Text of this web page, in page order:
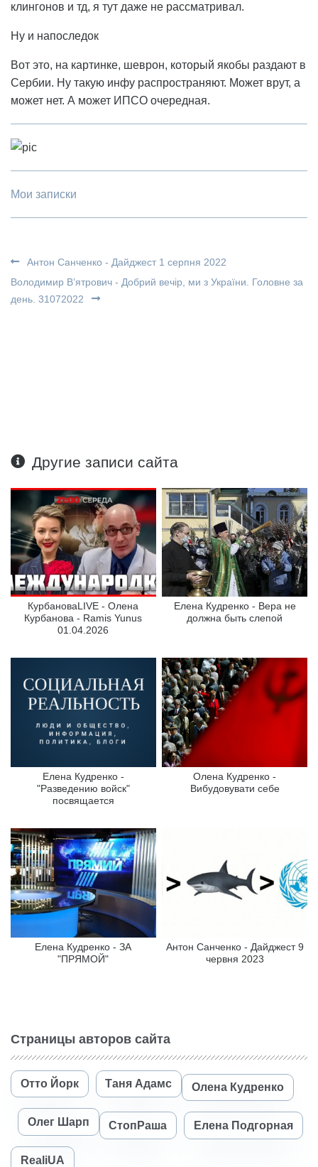
клингонов и тд, я тут даже не рассматривал.
Ну и напоследок
Вот это, на картинке, шеврон, который якобы раздают в
Сербии. Ну такую инфу распространяют. Может врут, а
может нет. А может ИПСО очередная.
Мои записки
Антон Санченко - Дайджест 1 серпня 2022
Володимир В’ятрович - Добрий вечір, ми з України. Головне за
день. 31072022
Другие записи сайта
КурбановаLIVE - Олена
Курбанова - Ramis Yunus
01.04.2026
Елена Кудренко - Вера не
должна быть слепой
Елена Кудренко -
"Разведению войск"
посвящается
Олена Кудренко -
Вибудовувати себе
Елена Кудренко - ЗА
"ПРЯМОЙ"
Антон Санченко - Дайджест 9
червня 2023
Страницы авторов сайта
Отто Йорк Таня Адамс Олена Кудренко
Олег Шарп СтопРаша Елена Подгорная
RealiUA